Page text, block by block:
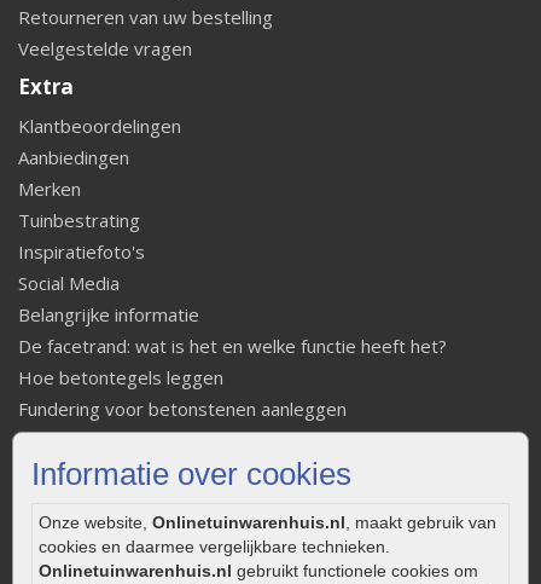
Informatie over cookies
Onze website, Onlinetuinwarenhuis.nl, maakt gebruik van
cookies en daarmee vergelijkbare technieken.
Onlinetuinwarenhuis.nl gebruikt functionele cookies om
Retourneren van uw bestelling
Veelgestelde vragen
Extra
Klantbeoordelingen
Aanbiedingen
Merken
Tuinbestrating
Inspiratiefoto's
Social Media
Belangrijke informatie
De facetrand: wat is het en welke functie heeft het?
Hoe betontegels leggen
Fundering voor betonstenen aanleggen
Welke tuinstijl past bij mij
Strakke tuin inrichten
Onderhoud van gebakken bestrating
Aanlegtips voor gebakken bestrating